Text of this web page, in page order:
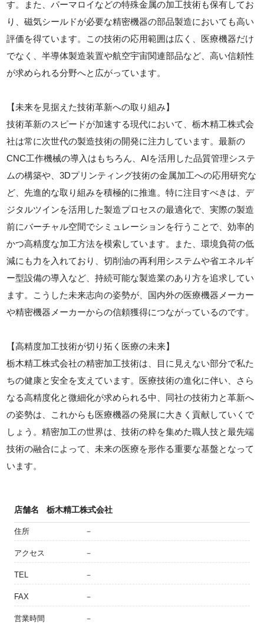
す。また、パーマロイなどの特殊金属の加工技術も保有してお
り、磁気シールドが必要な精密機器の部品製造においても高い
評価を得ています。この技術の応用範囲は広く、医療機器だけ
でなく、半導体製造装置や航空宇宙関連部品など、高い信頼性
が求められる分野へと広がっています。
【未来を見据えた技術革新への取り組み】
技術革新のスピードが加速する現代において、栃木精工株式会
社は常に次世代の製造技術の開発に注力しています。最新の
CNC工作機械の導入はもちろん、AIを活用した品質管理システ
ムの構築や、3Dプリンティング技術の金属加工への応用研究な
ど、先進的な取り組みを積極的に推進。特に注目すべきは、デ
ジタルツインを活用した製造プロセスの最適化で、実際の製造
前にバーチャル空間でシミュレーションを行うことで、効率的
かつ高精度な加工方法を模索しています。また、環境負荷の低
減にも力を入れており、切削油の再利用システムや省エネルギ
ー型設備の導入など、持続可能な製造業のあり方を追求してい
ます。こうした未来志向の姿勢が、国内外の医療機器メーカー
や精密機器メーカーからの信頼獲得につながっているのです。
【高精度加工技術が切り拓く医療の未来】
栃木精工株式会社の精密加工技術は、目に見えない部分で私た
ちの健康と安全を支えています。医療技術の進化に伴い、さら
なる高精度化と微細化が求められる中、同社の技術力と革新へ
の姿勢は、これからも医療機器の発展に大きく貢献していくで
しょう。精密加工の世界は、技術の粋を集めた職人技と最先端
技術の融合によって、未来の医療を形作る重要な基盤となって
います。
店舗名 栃木精工株式会社
住所 －
アクセス －
TEL －
FAX －
営業時間 －